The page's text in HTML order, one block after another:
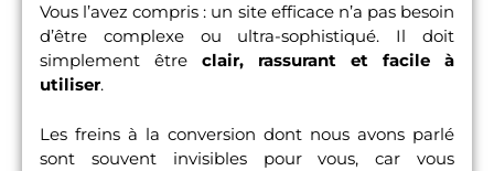
Vous l’avez compris : un site efficace n’a pas besoin
d’être complexe ou ultra-sophistiqué. Il doit
simplement êtreclair, rassurant et facile à
utiliser.
Les freins à la conversion dont nous avons parlé
sont souvent invisibles pour vous, car vous